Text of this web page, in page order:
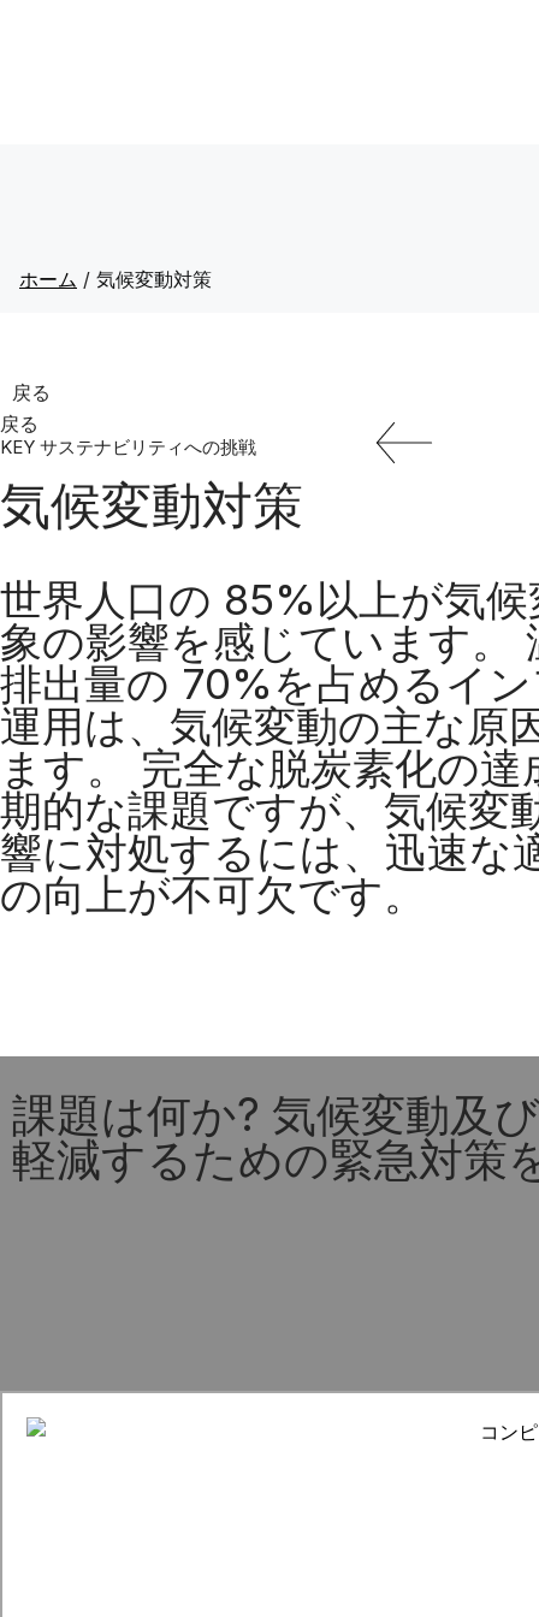
ホーム / 気候変動対策
戻る
KEY サステナビリティへの挑戦
気候変動対策
世界人口の 85%以上が気
象の影響を感じています。
排出量の 70%を占めるイ
運用は、気候変動の主な原
ます。 完全な脱炭素化の
期的な課題ですが、気候変
響に対処するには、迅速な
の向上が不可欠です。
戻る
課題は何か? 気候変動及
軽減するための緊急対策